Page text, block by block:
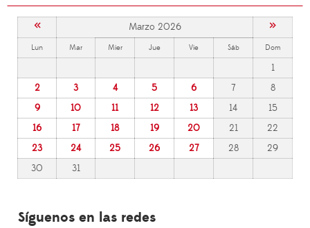
« Marzo 2026 »
Lun Mar Mier Jue Vie Sáb Dom
1
2
3 4 5 6 7
8
9
10 11 12 13 14
15
16
17 18 19 20 21
22
23
24 25 26 27 28
29
30
31
Síguenos en las redes